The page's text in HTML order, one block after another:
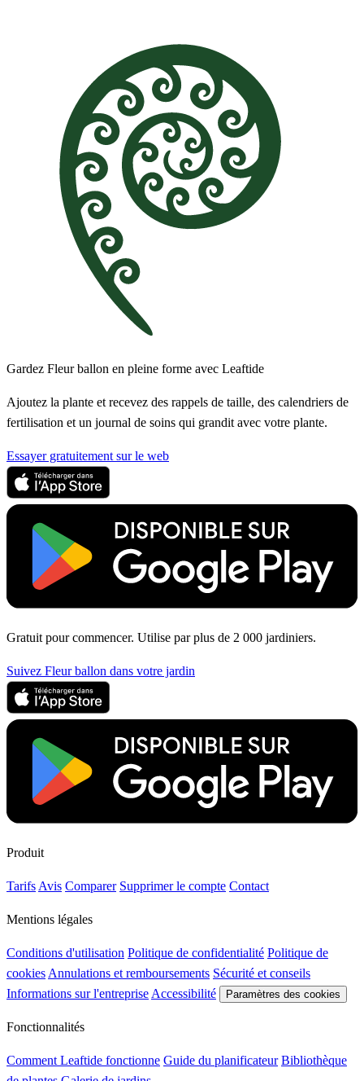
Gardez Fleur ballon en pleine forme avec Leaftide
Ajoutez la plante et recevez des rappels de taille, des calendriers de
fertilisation et un journal de soins qui grandit avec votre plante.
Essayer gratuitement sur le web
Gratuit pour commencer. Utilise par plus de 2 000 jardiniers.
Suivez Fleur ballon dans votre jardin
Produit
TarifsAvis Comparer Supprimer le compte Contact
Mentions légales
Conditions d'utilisation Politique de confidentialité Politique de
cookiesAnnulations et remboursements Sécurité et conseils
Informations sur l'entrepriseAccessibilité Paramètres des cookies
Fonctionnalités
Comment Leaftide fonctionne Guide du planificateur Bibliothèque